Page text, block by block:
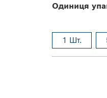
Одиниця
1 Шт.